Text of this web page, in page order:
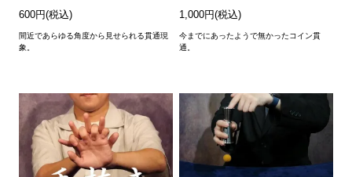
600円(税込)
間近であらゆる角度から見せられる貫通現
象。
1,000円(税込)
今までにあったようで無かったコイン貫
通。